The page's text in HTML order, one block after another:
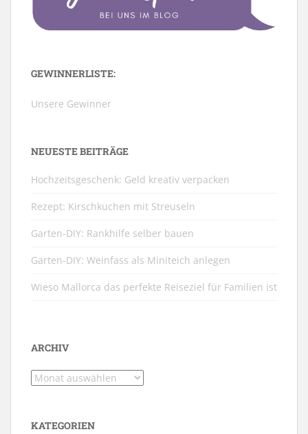
GEWINNERLISTE:
Unsere Gewinner
NEUESTE BEITRÄGE
Hochzeitsgeschenk: Geld kreativ verpacken
Rezept: Kirschkuchen mit Streuseln
Garten-DIY: Rankhilfe selber bauen
Garten-DIY: Weinfass als Miniteich anlegen
Wieso Mallorca das perfekte Reiseziel für Familien ist
ARCHIV
Archiv
KATEGORIEN